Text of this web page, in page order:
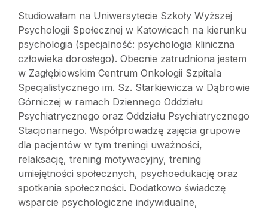
Studiowałam na Uniwersytecie Szkoły Wyższej
Psychologii Społecznej w Katowicach na kierunku
psychologia (specjalność: psychologia kliniczna
człowieka dorosłego). Obecnie zatrudniona jestem
w Zagłębiowskim Centrum Onkologii Szpitala
Specjalistycznego im. Sz. Starkiewicza w Dąbrowie
Górniczej w ramach Dziennego Oddziału
Psychiatrycznego oraz Oddziału Psychiatrycznego
Stacjonarnego. Współprowadzę zajęcia grupowe
dla pacjentów w tym treningi uważności,
relaksację, trening motywacyjny, trening
umiejętności społecznych, psychoedukację oraz
spotkania społeczności. Dodatkowo świadczę
wsparcie psychologiczne indywidualne,